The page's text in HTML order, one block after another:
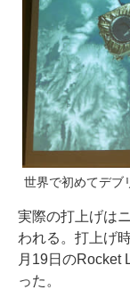
世界で初めてデブ
実際の打上げは
われる。打上げ
月19日のRocket
った。